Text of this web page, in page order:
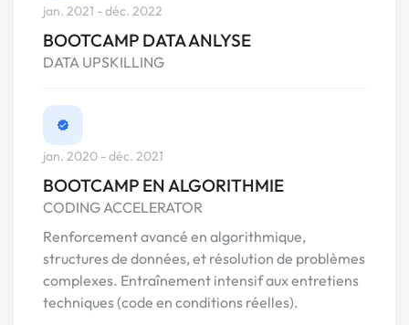
jan. 2021 - déc. 2022
BOOTCAMP DATA ANLYSE
DATA UPSKILLING
jan. 2020 - déc. 2021
BOOTCAMP EN ALGORITHMIE
CODING ACCELERATOR
Renforcement avancé en algorithmique,
structures de données, et résolution de problèmes
complexes. Entraînement intensif aux entretiens
techniques (code en conditions réelles).